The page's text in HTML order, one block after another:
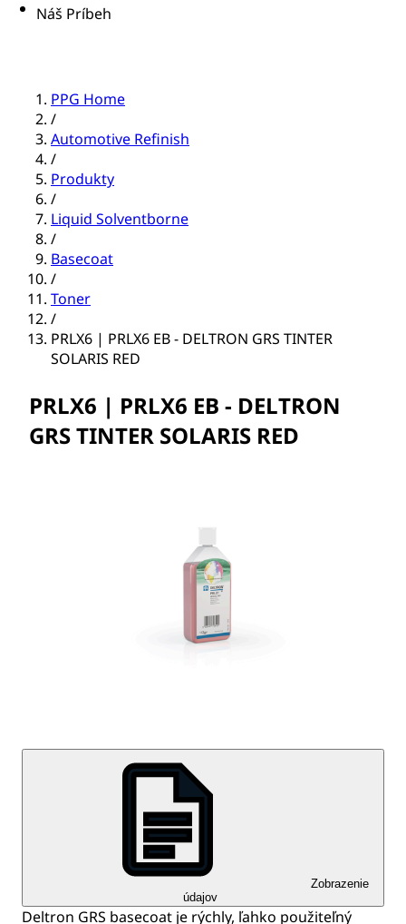
Náš Príbeh
PPG Home
/
Automotive Refinish
/
Produkty
/
Liquid Solventborne
/
Basecoat
/
Toner
/
PRLX6 | PRLX6 EB - DELTRON GRS TINTER
SOLARIS RED
PRLX6 | PRLX6 EB - DELTRON
GRS TINTER SOLARIS RED
Zobrazenie
údajov
Deltron GRS basecoat je rýchly, ľahko použiteľný